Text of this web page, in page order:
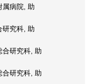
属病院, 助
研究科, 助
合研究科, 助
合研究科, 助